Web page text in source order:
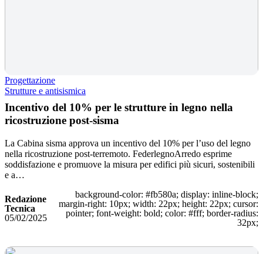
Progettazione
Strutture e antisismica
Incentivo del 10% per le strutture in legno nella
ricostruzione post-sisma
La Cabina sisma approva un incentivo del 10% per l’uso del legno
nella ricostruzione post-terremoto. FederlegnoArredo esprime
soddisfazione e promuove la misura per edifici più sicuri, sostenibili
e a…
Redazione
Tecnica
05/02/2025
background-color: #fb580a; display: inline-block;
margin-right: 10px; width: 22px; height: 22px; cursor:
pointer; font-weight: bold; color: #fff; border-radius:
32px;